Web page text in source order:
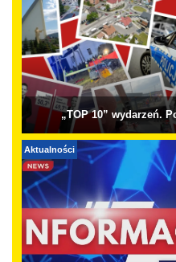
„TOP 10” wydarzeń.
Aktualności